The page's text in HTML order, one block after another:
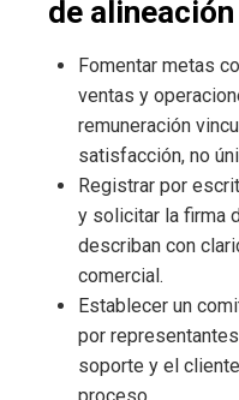
de alineación
Fomentar metas
ventas y
remuneración
satisfacción, no
Registrar por
y solicitar la firma
describan con
comercial.
Establecer un
por
soporte y el